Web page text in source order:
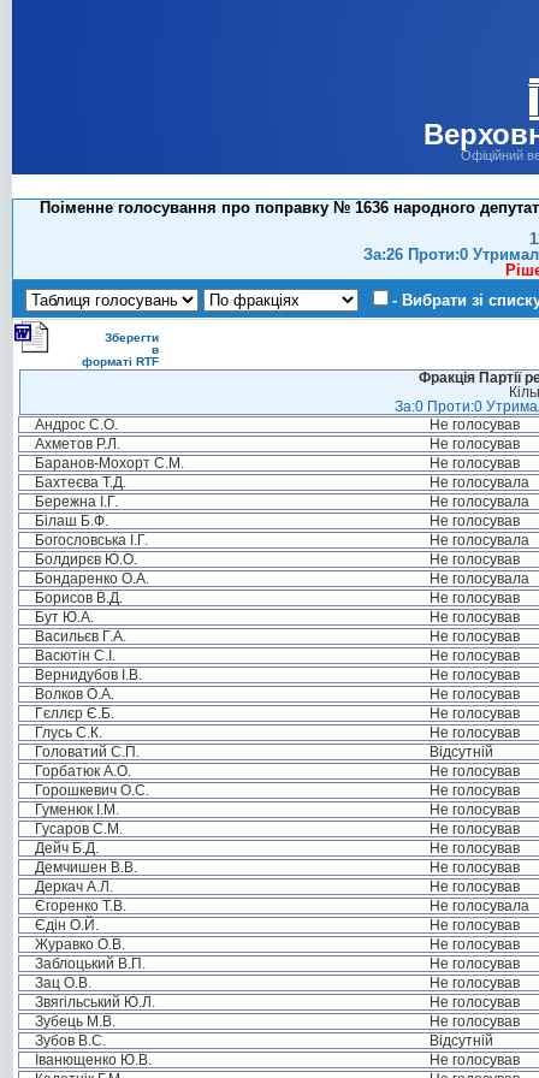
Офіційний
Поіменне голосування про поправку № 1636 народного
За:26 Проти:0
- Вибрати зі
Зберегти
в
форматі RTF
Фракція Партії
За:0 Проти:0
Андрос С.О.
Не голосував
Ахметов Р.Л.
Не голосував
Баранов-Мохорт С.М.
Не голосував
Бахтеєва Т.Д.
Не голосувала
Бережна І.Г.
Не голосувала
Білаш Б.Ф.
Не голосував
Богословська І.Г.
Не голосувала
Болдирєв Ю.О.
Не голосував
Бондаренко О.А.
Не голосувала
Борисов В.Д.
Не голосував
Бут Ю.А.
Не голосував
Васильєв Г.А.
Не голосував
Васютін С.І.
Не голосував
Вернидубов І.В.
Не голосував
Волков О.А.
Не голосував
Гєллєр Є.Б.
Не голосував
Глусь С.К.
Не голосував
Головатий С.П.
Відсутній
Горбатюк А.О.
Не голосував
Горошкевич О.С.
Не голосував
Гуменюк І.М.
Не голосував
Гусаров С.М.
Не голосував
Дейч Б.Д.
Не голосував
Демчишен В.В.
Не голосував
Деркач А.Л.
Не голосував
Єгоренко Т.В.
Не голосувала
Єдін О.Й.
Не голосував
Журавко О.В.
Не голосував
Заблоцький В.П.
Не голосував
Зац О.В.
Не голосував
Звягільський Ю.Л.
Не голосував
Зубець М.В.
Не голосував
Зубов В.С.
Відсутній
Іванющенко Ю.В.
Не голосував